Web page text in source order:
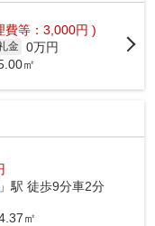
費等：3,000円 )
金 0万円
㎡
」駅 徒歩9分車2分
㎡